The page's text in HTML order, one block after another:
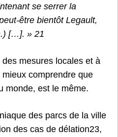
se serrer la
être bientôt Legault,
[…]. » 21
des mesures locales et à
mieux comprendre que
monde, est le même.
des parcs de la ville
des cas de délation23,